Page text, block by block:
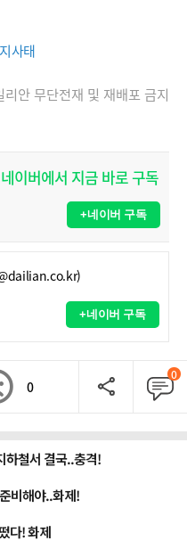
사태
안 무단전재 및 재배포 금지
이버에서 지금 바로 구독
+네이버 구독
+네이버 구독
0
0